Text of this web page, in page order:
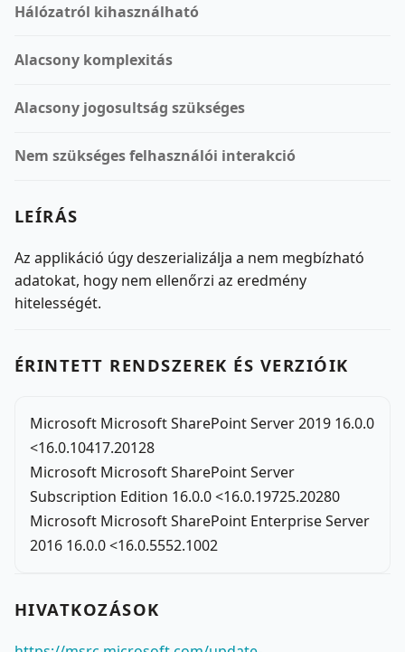
Hálózatról kihasználható
Alacsony komplexitás
Alacsony jogosultság szükséges
Nem szükséges felhasználói interakció
LEÍRÁS
Az applikáció úgy deszerializálja a nem megbízható
adatokat, hogy nem ellenőrzi az eredmény
hitelességét.
ÉRINTETT RENDSZEREK ÉS VERZIÓIK
Microsoft Microsoft SharePoint Server 2019 16.0.0
<16.0.10417.20128
Microsoft Microsoft SharePoint Server
Subscription Edition 16.0.0 <16.0.19725.20280
Microsoft Microsoft SharePoint Enterprise Server
2016 16.0.0 <16.0.5552.1002
HIVATKOZÁSOK